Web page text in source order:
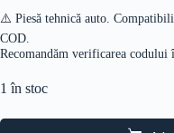
⚠️ Piesă tehnică auto.
COD.
Recomandăm verificarea codului
1 în stoc